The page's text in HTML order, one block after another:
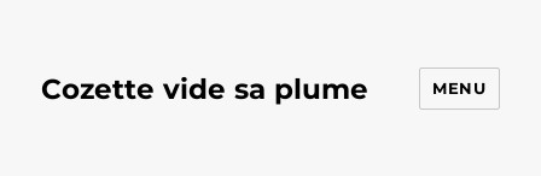
Cozette vide sa plume MENU